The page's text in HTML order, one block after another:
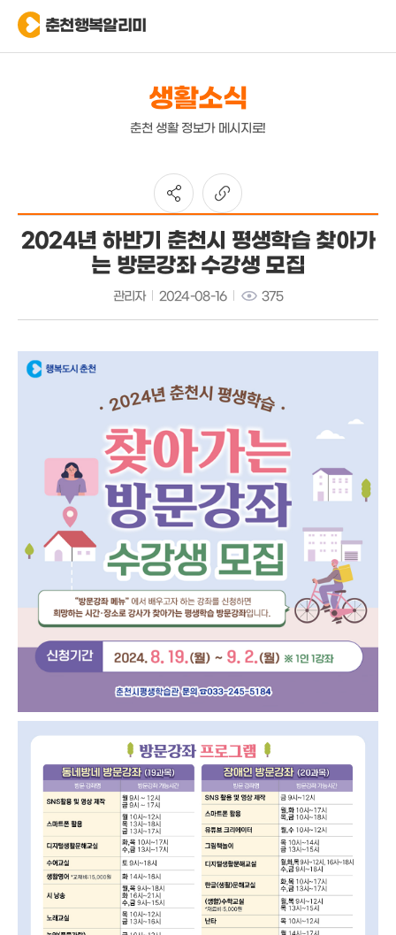
춘천행복알리미
생활소식
춘천 생활 정보가 메시지로!
2024년 하반기 춘천시 평생학습 찾아가
는 방문강좌 수강생 모집
관리자 2024-08-16 375